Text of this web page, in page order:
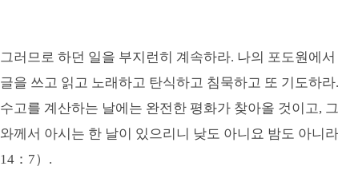
그러므로 하던 일을 부지런히 계속하라. 나의 포도원에
글을 쓰고 읽고 노래하고 탄식하고 침묵하고 또 기도하라.
수고를 계산하는 날에는 완전한 평화가 찾아올 것이고,
와께서 아시는 한 날이 있으리니 낮도 아니요 밤도 아니라
14 ： 7） .